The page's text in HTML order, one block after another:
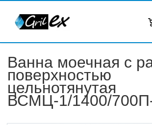
Ванна моечная с
поверхностью
цельнотянутая
ВСМЦ-1/1400/